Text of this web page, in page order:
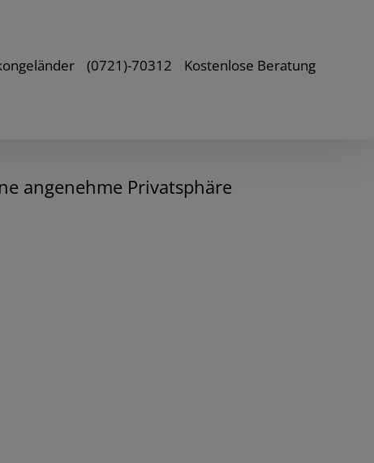
(0721)-70312 Kostenlose Beratung
angenehme Privatsphäre